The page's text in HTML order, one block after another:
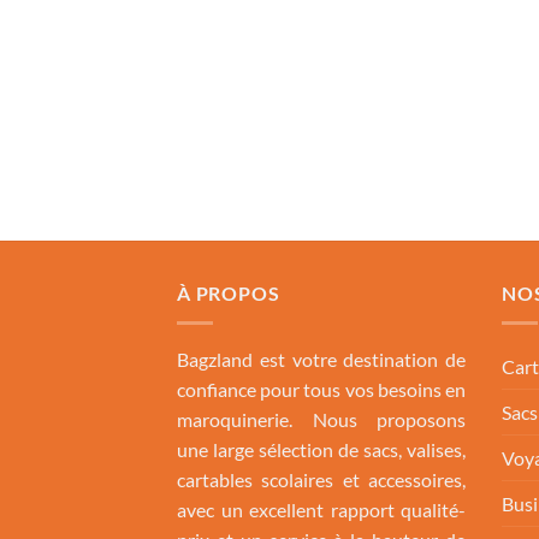
À PROPOS
Bagzland est votre destination de
confiance pour tous vos besoins en
maroquinerie. Nous proposons
une large sélection de sacs, valises,
cartables scolaires et accessoires,
avec un excellent rapport qualité-